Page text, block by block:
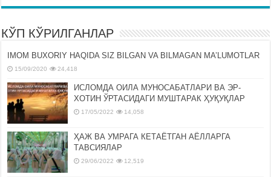
КЎП КЎРИЛГАНЛАР
IMOM BUXORIY HAQIDA SIZ BILGAN VA BILMAGAN MA’LUMOTLAR
15/09/2020 24,418
ИСЛОМДА ОИЛА МУНОСАБАТЛАРИ ВА ЭР-
ХОТИН ЎРТАСИДАГИ МУШТАРАК ҲУҚУҚЛАР
17/05/2022 14,058
ҲАЖ ВА УМРАГА КЕТАЁТГАН АЁЛЛАРГА
ТАВСИЯЛАР
29/06/2022 12,519